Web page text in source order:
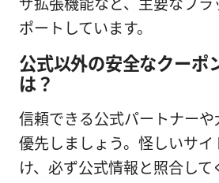
ザ拡張機能など、主要なプラ
ポートしています。
公式以外の安全なクーポ
は？
信頼できる公式パートナー
優先しましょう。怪しいサイ
け、必ず公式情報と照合して